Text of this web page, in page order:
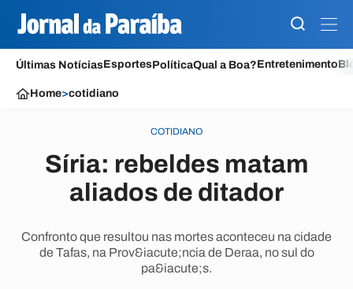
Últimas NotíciasEsportesPolíticaQual a Boa?Entretenimento
Home>cotidiano
COTIDIANO
Síria: rebeldes matam
aliados de ditador
Confronto que resultou nas mortes aconteceu na cidade
de Tafas, na Prov&iacute;ncia de Deraa, no sul do
pa&iacute;s.